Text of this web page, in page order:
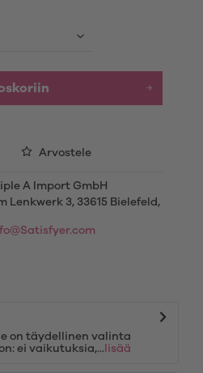
Arvostele
A Import GmbH
Lenkwerk 3, 33615 Bielefeld,
on täydellinen valinta
ei vaikutuksia,... lisää